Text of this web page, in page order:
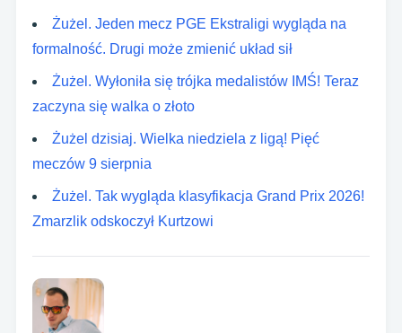
Żużel. Jeden mecz PGE Ekstraligi wygląda na
formalność. Drugi może zmienić układ sił
Żużel. Wyłoniła się trójka medalistów IMŚ! Teraz
zaczyna się walka o złoto
Żużel dzisiaj. Wielka niedziela z ligą! Pięć
meczów 9 sierpnia
Żużel. Tak wygląda klasyfikacja Grand Prix 2026!
Zmarzlik odskoczył Kurtzowi